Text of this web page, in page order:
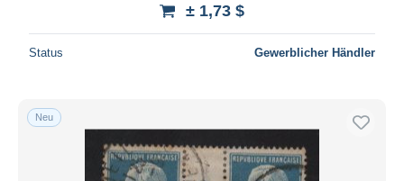
± 1,73 $
Status Gewerblicher Händler
Neu